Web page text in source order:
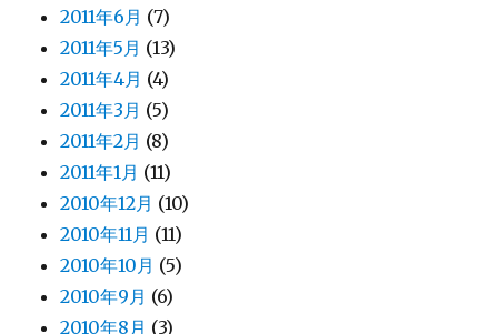
2011年6月 (7)
2011年5月 (13)
2011年4月 (4)
2011年3月 (5)
2011年2月 (8)
2011年1月 (11)
2010年12月 (10)
2010年11月 (11)
2010年10月 (5)
2010年9月 (6)
2010年8月 (3)